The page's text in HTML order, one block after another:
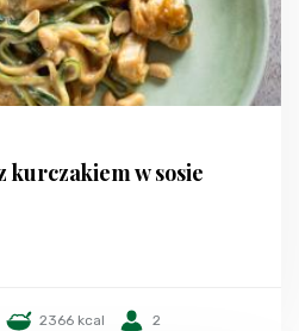
w sosie
2366 kcal 2